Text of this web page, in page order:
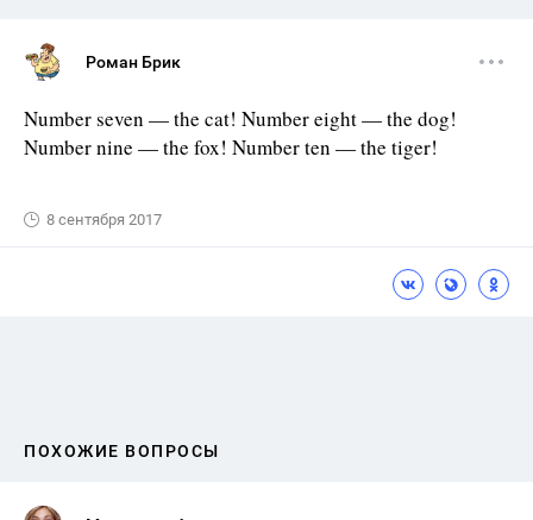
Роман Брик
Number seven — the cat! Number eight — the dog!
Number nine — the fox! Number ten — the tiger!
8 сентября 2017
ПОХОЖИЕ ВОПРОСЫ